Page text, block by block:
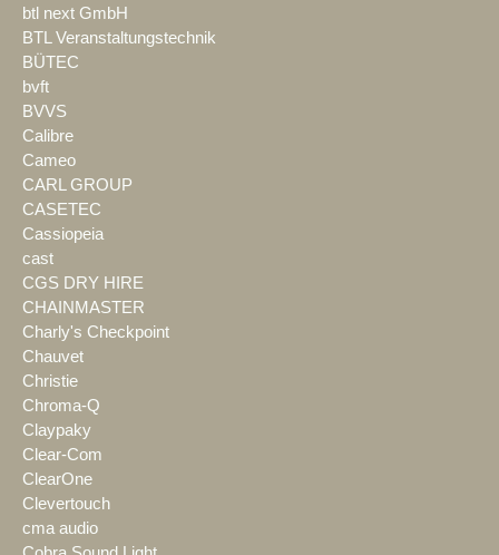
btl next GmbH
BTL Veranstaltungstechnik
BÜTEC
bvft
BVVS
Calibre
Cameo
CARL GROUP
CASETEC
Cassiopeia
cast
CGS DRY HIRE
CHAINMASTER
Charly's Checkpoint
Chauvet
Christie
Chroma-Q
Claypaky
Clear-Com
ClearOne
Clevertouch
cma audio